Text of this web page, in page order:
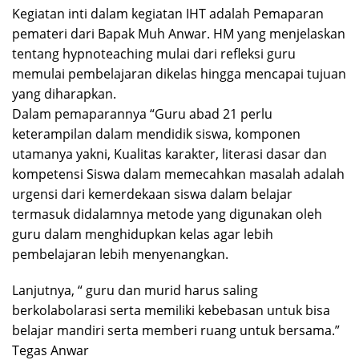
Kegiatan inti dalam kegiatan IHT adalah Pemaparan
pemateri dari Bapak Muh Anwar. HM yang menjelaskan
tentang hypnoteaching mulai dari refleksi guru
memulai pembelajaran dikelas hingga mencapai tujuan
yang diharapkan.
Dalam pemaparannya “Guru abad 21 perlu
keterampilan dalam mendidik siswa, komponen
utamanya yakni, Kualitas karakter, literasi dasar dan
kompetensi Siswa dalam memecahkan masalah adalah
urgensi dari kemerdekaan siswa dalam belajar
termasuk didalamnya metode yang digunakan oleh
guru dalam menghidupkan kelas agar lebih
pembelajaran lebih menyenangkan.
Lanjutnya, “ guru dan murid harus saling
berkolabolarasi serta memiliki kebebasan untuk bisa
belajar mandiri serta memberi ruang untuk bersama.”
Tegas Anwar